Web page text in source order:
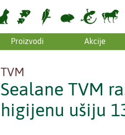
Proizvodi Akcije
TVM
Sealane TVM
higijenu ušiju